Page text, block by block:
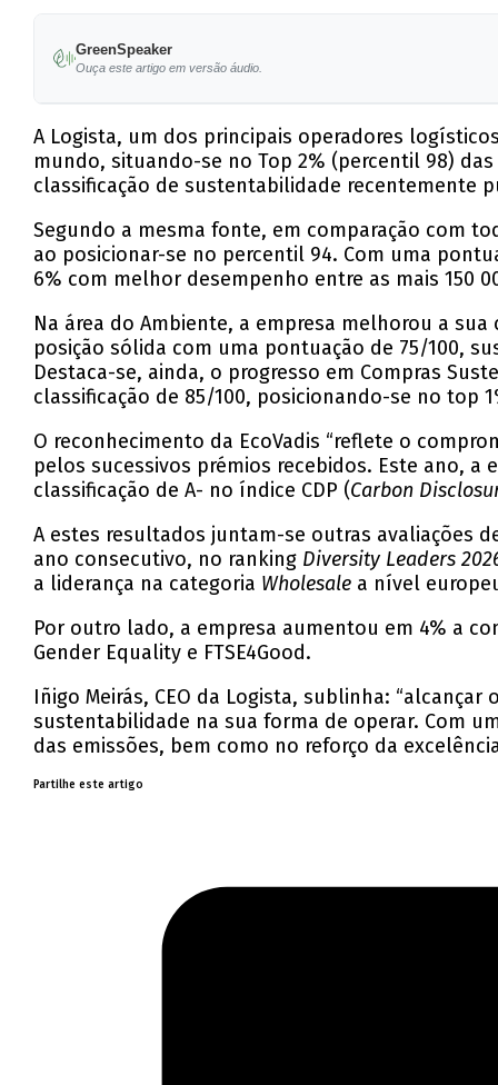
A empresa melhorou a sua classificação
Recebeu reconhecimento contínuo em várias
Aumentou a contratação de pessoas com
GreenSpeaker
Ouça este artigo em versão áudio.
A Logista, um dos principais operadores
mundo, situando-se no Top 2% (percentil 98)
classificação de sustentabilidade recentemente
Segundo a mesma fonte, em comparação com
ao posicionar-se no percentil 94. Com uma
6% com melhor desempenho entre as mais 150
Na área do Ambiente, a empresa melhorou a
posição sólida com uma pontuação de 75/100,
Destaca-se, ainda, o progresso em Compras
classificação de 85/100, posicionando-se no top
O reconhecimento da EcoVadis “reflete o
pelos sucessivos prémios recebidos. Este ano, a
classificação de A- no índice CDP (Carbon
A estes resultados juntam-se outras avaliações
ano consecutivo, no ranking Diversity Leaders
a liderança na categoria Wholesale a nível
Por outro lado, a empresa aumentou em 4% a
Gender Equality e FTSE4Good.
Iñigo Meirás, CEO da Logista, sublinha:
sustentabilidade na sua forma de operar. Com
das emissões, bem como no reforço da
Partilhe este artigo